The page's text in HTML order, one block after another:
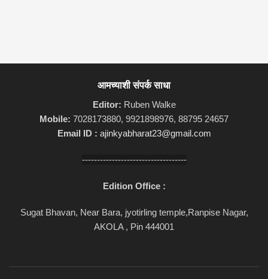
आमच्याशी संपर्क साधा
Editor: Ruben Walke
Mobile: 7028173880, 9921898976, 88795 24657
Email ID : ajinkyabharat23@gmail.com
-----------------------------------
Edition Office :
Sugat Bhavan, Near Bara, jyotirling temple,Ranpise Nagar,
AKOLA , Pin 444001